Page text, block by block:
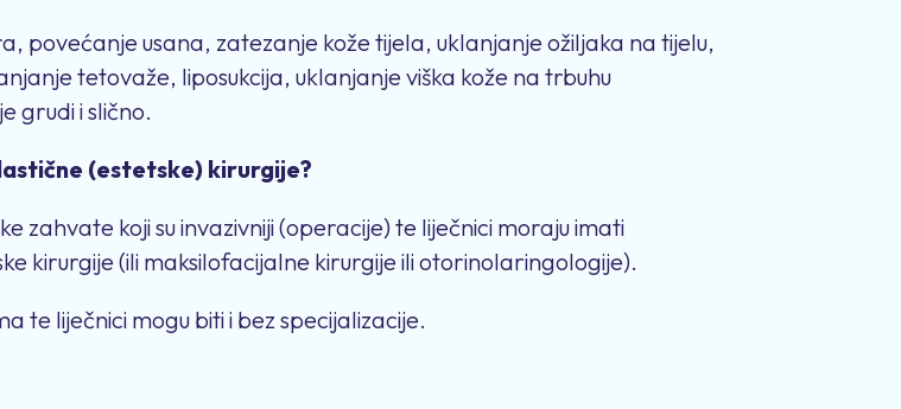
povećanje usana, zatezanje kože tijela, uklanjanje ožiljaka na tijelu,
tetovaže, liposukcija, uklanjanje viška kože na trbuhu
grudi i slično.
(estetske) kirurgije?
zahvate koji su invazivniji (operacije) te liječnici moraju imati
kirurgije (ili maksilofacijalne kirurgije ili otorinolaringologije).
te liječnici mogu biti i bez specijalizacije.